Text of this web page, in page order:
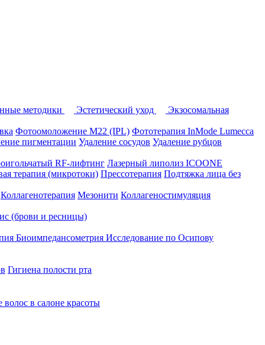
методики Эстетический уход
Экзосомальная
Фотоомоложение M22 (IPL) Фототерапия InMode Lumecca
пигментации Удаление сосудов Удаление рубцов
RF-лифтинг Лазерный липолиз ICOONE
терапия (микротоки) Прессотерапия Подтяжка лица без
Коллагенотерапия Мезонити Коллагеностимуляция
(брови и ресницы)
Биоимпедансометрия Исследование по Осипову
Гигиена полости рта
волос в салоне красоты